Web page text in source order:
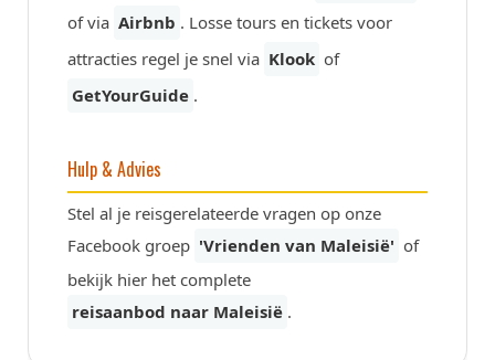
of via Airbnb . Losse tours en tickets voor
attracties regel je snel via Klook of
GetYourGuide .
Hulp & Advies
Stel al je reisgerelateerde vragen op onze
Facebook groep 'Vrienden van Maleisië' of
bekijk hier het complete
reisaanbod naar Maleisië .